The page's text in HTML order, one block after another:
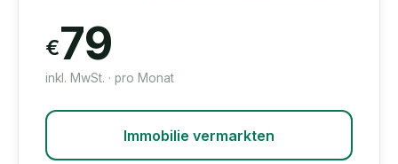
€79
inkl. MwSt. · pro Monat
Immobilie vermarkten